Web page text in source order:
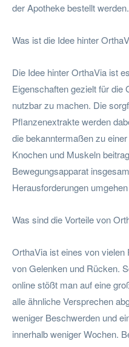
der Apotheke bestellt werden.
Was ist die Idee hinter
Die Idee hinter OrthaVia ist
Eigenschaften gezielt für die
nutzbar zu machen. Die
Pflanzenextrakte werden
die bekanntermaßen zu
Knochen und Muskeln
Bewegungsapparat
Herausforderungen
Was sind die Vorteile von
OrthaVia ist eines von
von Gelenken und Rücken.
online stößt man auf eine
alle ähnliche Versprechen
weniger Beschwerden und
innerhalb weniger Wochen.